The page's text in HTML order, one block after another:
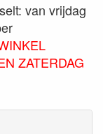
van vrijdag
ZATERDAG